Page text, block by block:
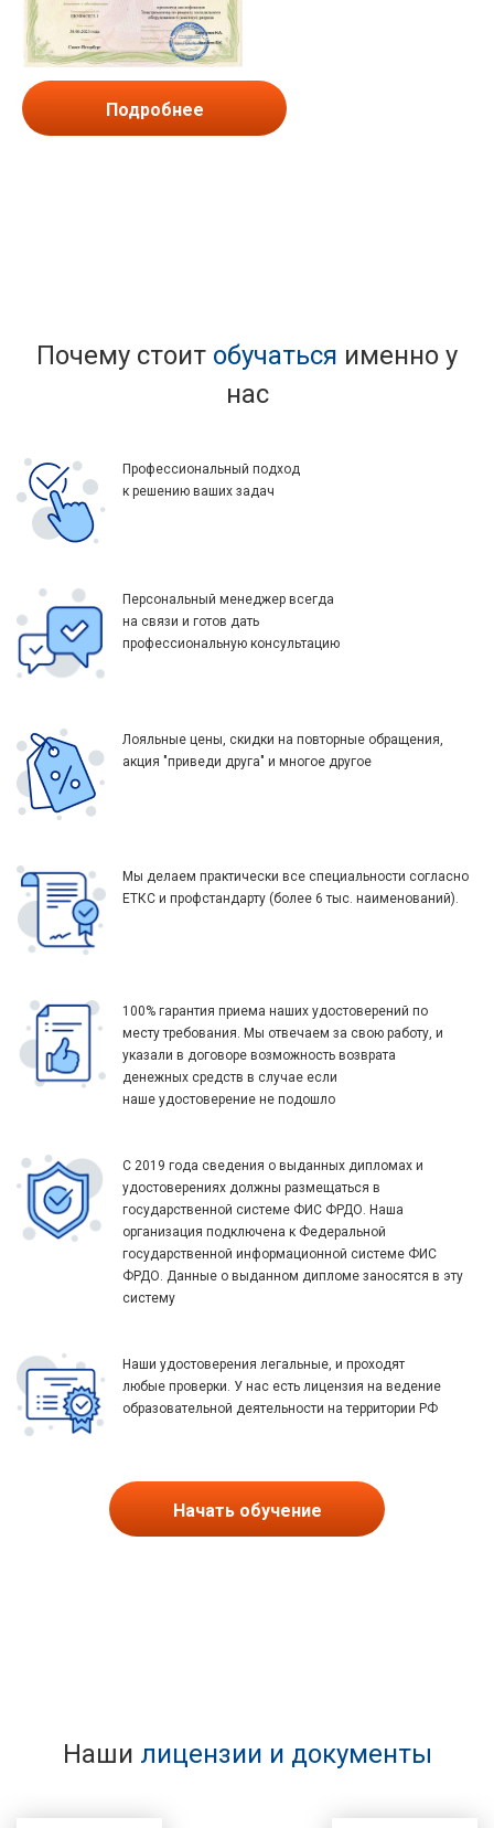
Подробнее
Почему стоит обучаться именно у
нас
Профессиональный подход
к решению ваших задач
Персональный менеджер всегда
на связи и готов дать
профессиональную консультацию
Лояльные цены, скидки на повторные обращения,
акция "приведи друга" и многое другое
Мы делаем практически все специальности согласно
ЕТКС и профстандарту (более 6 тыс. наименований).
100% гарантия приема наших удостоверений по
месту требования. Мы отвечаем за свою работу, и
указали в договоре возможность возврата
денежных средств в случае если
наше удостоверение не подошло
С 2019 года сведения о выданных дипломах и
удостоверениях должны размещаться в
государственной системе ФИС ФРДО. Наша
организация подключена к Федеральной
государственной информационной системе ФИС
ФРДО. Данные о выданном дипломе заносятся в эту
систему
Наши удостоверения легальные, и проходят
любые проверки. У нас есть лицензия на ведение
образовательной деятельности на территории РФ
Начать обучение
Наши лицензии и документы